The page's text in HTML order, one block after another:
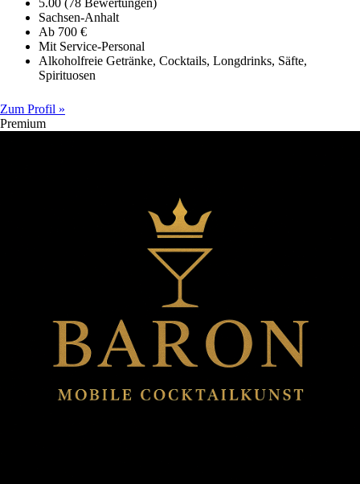
Sachsen-Anhalt
Ab 700 €
Mit Service-Personal
Alkoholfreie Getränke, Cocktails, Longdrinks, Säfte,
Spirituosen
Zum Profil »
Premium